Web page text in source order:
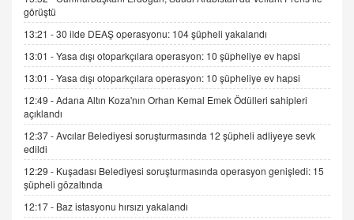
AV. DOĞAN CAN DOĞAN
Kişisel verilerin korunması ve dijital hukukun
gelişimi
15.09.2025 16:17
SEHER EREK
9.12.2025 10:11
İNCİ GÜL AKÖL
Trump Keşke Adana'yı da Ziyaret Etse...
06.07.2026 13:00
görüştü
13:21 -30 ilde DEAŞ operasyonu: 104 şüpheli yakalandı
13:01 -Yasa dışı otoparkçılara operasyon: 10 şüpheliye ev hapsi
13:01 -Yasa dışı otoparkçılara operasyon: 10 şüpheliye ev hapsi
12:49 -Adana Altın Koza'nın Orhan Kemal Emek Ödülleri sahipleri
açıklandı
12:37 -Avcılar Belediyesi soruşturmasında 12 şüpheli adliyeye sevk
edildi
12:29 - Kuşadası Belediyesi soruşturmasında operasyon genişledi: 15
şüpheli gözaltında
12:17 - Baz istasyonu hırsızı yakalandı